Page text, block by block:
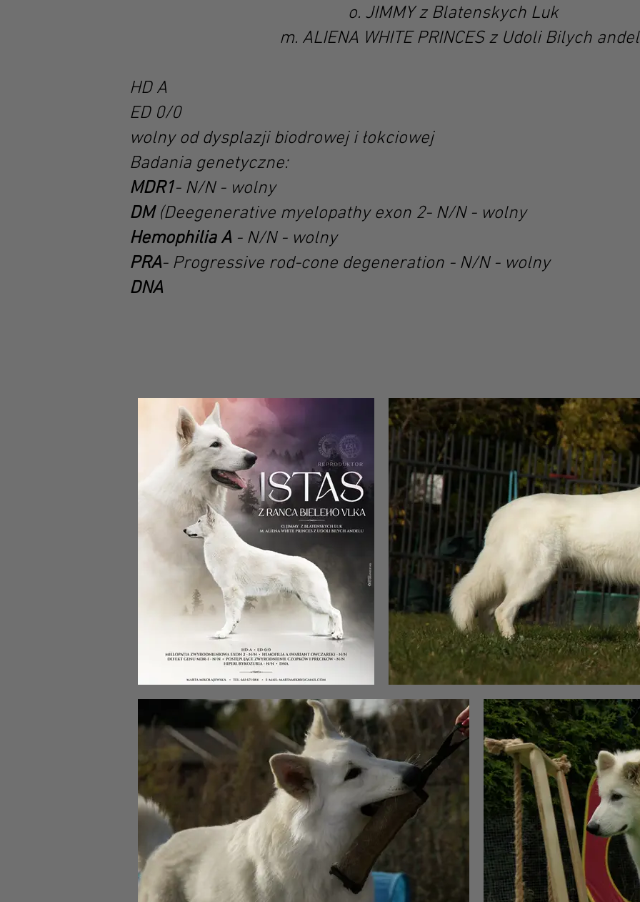
o. JIMMY z Blatenskych Luk
m. ALIENA WHITE PRINCES z Udoli Bilych
HD A
ED 0/0
wolny od dysplazji biodrowej i łokciowej
Badania genetyczne:
MDR1- N/N - wolny
DM(Deegenerative myelopathy exon 2- N/N - wolny
Hemophilia A - N/N - wolny
PRA- Progressive rod-cone degeneration - N/N - wolny
DNA